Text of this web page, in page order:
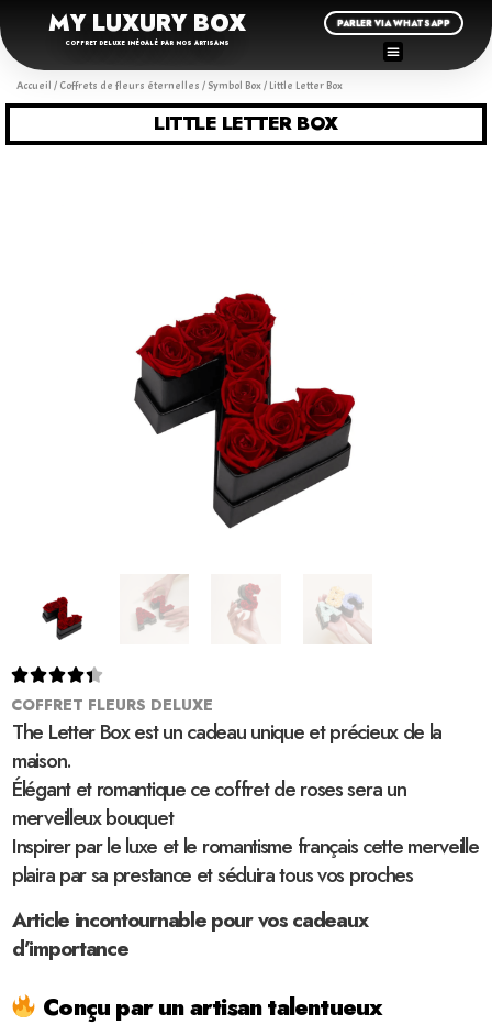
MY LUXURY BOX
COFFRET DELUXE INÉGALÉ PAR NOS ARTISANS
PARLER VIA WHATSAPP
Accueil / Coffrets de fleurs éternelles / Symbol Box/ Little Letter Box
LITTLE LETTER BOX

COFFRET FLEURS DELUXE
The Letter Box est un cadeau unique et précieux de la
maison.
Élégant et romantique ce coffret de roses sera un
merveilleux bouquet
Inspirer par le luxe et le romantisme français cette merveille
plaira par sa prestance et séduira tous vos proches
Article incontournable pour vos cadeaux
d’importance
Conçu par un artisan talentueux